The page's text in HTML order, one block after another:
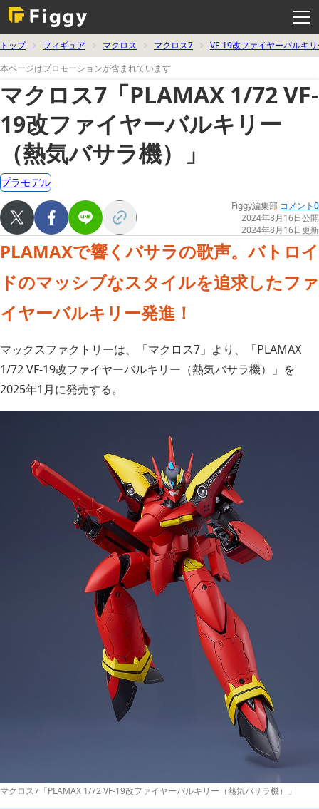
ー
を
開
く
トップ フィギュア マクロス マクロス7
VF-19改ファイヤーバルキ
本ページはプロモーションが含まれています
マクロス7「PLAMAX 1/72 VF-
19改ファイヤーバルキリー
（熱気バサラ機）」
プラモデル
Figgy編集部 コメント0
2024年8月16日公開
2024年8月16日更新
PLAMAXで響くバサラの歌声。バトロイ
ドのマッシブなスタイルを追求したファ
イヤーバルキリー発進！
マックスファクトリーは、「マクロス7」より、「PLAMAX
1/72 VF-19改ファイヤーバルキリー（熱気バサラ機）」を
2025年1月に発売する。
マクロス7「PLAMAX 1/72 VF-19改ファイヤーバルキリー（熱気バサラ機）」